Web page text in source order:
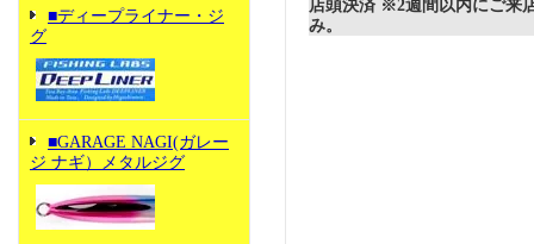
■ディープライナー・ジ
グ
■GARAGE NAGI(ガレー
ジ ナギ）メタルジグ
店頭決済 ※2週間以内にご来
み。